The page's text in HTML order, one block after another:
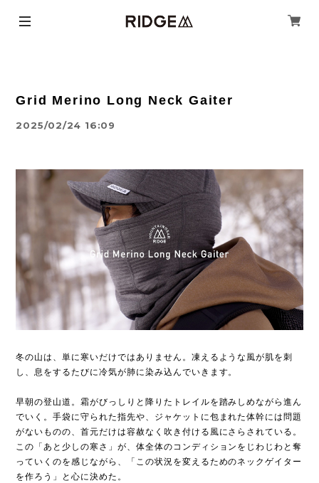
Grid Merino Long Neck Gaiter
2025/02/24 16:09
冬の山は、単に寒いだけではありません。凍えるような風が肌を刺
し、息をするたびに冷気が肺に染み込んでいきます。
早朝の登山道。霜がびっしりと降りたトレイルを踏みしめながら進ん
でいく。手袋に守られた指先や、ジャケットに包まれた体幹には問題
がないものの、首元だけは容赦なく吹き付ける風にさらされている。
この「あと少しの寒さ」が、体全体のコンディションをじわじわと奪
っていくのを感じながら、「この状況を変えるためのネックゲイター
を作ろう」と心に決めた。